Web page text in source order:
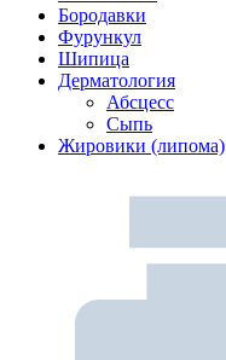
Бородавки
Фурункул
Шипица
Дерматология
Абсцесс
Сыпь
Жировики (липома)